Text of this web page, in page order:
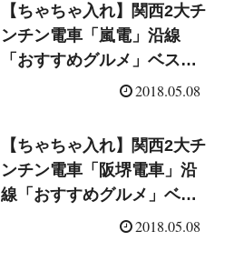
【ちゃちゃ入れ】関西2大チ
ンチン電車「嵐電」沿線
「おすすめグルメ」ベスト
2018.05.08
【ちゃちゃ入れ】関西2大チ
ンチン電車「阪堺電車」沿
線「おすすめグルメ」ベス
2018.05.08